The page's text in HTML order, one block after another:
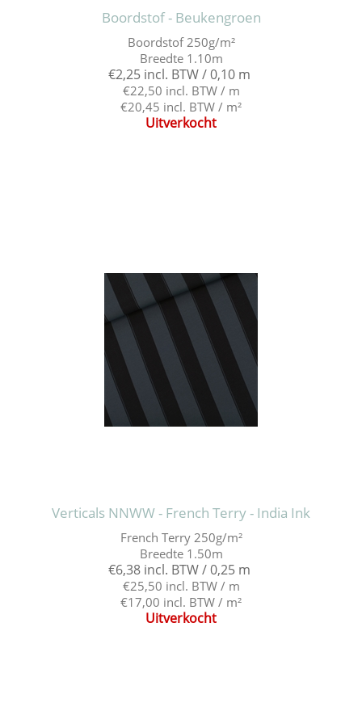
Boordstof - Beukengroen
Boordstof 250g/m²
Breedte 1.10m
€2,25 incl. BTW / 0,10 m
€22,50 incl. BTW / m
€20,45 incl. BTW / m²
Uitverkocht
Verticals NNWW - French Terry - India Ink
French Terry 250g/m²
Breedte 1.50m
€6,38 incl. BTW / 0,25 m
€25,50 incl. BTW / m
€17,00 incl. BTW / m²
Uitverkocht